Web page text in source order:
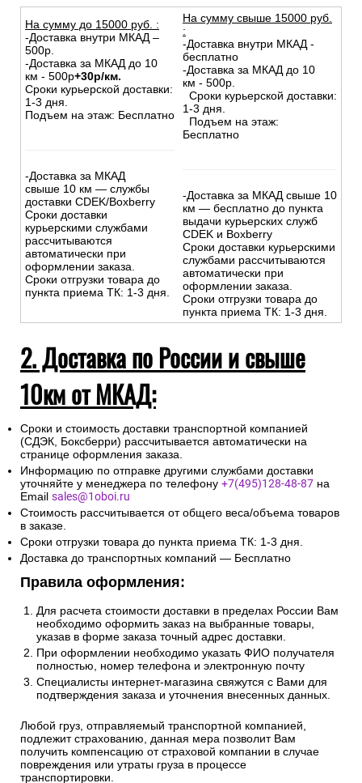
На сумму до 15000 руб. :
-Доставка внутри МКАД –
500р.
-Доставка за МКАД до 10
км - 500р+30р/км.
Сроки курьерской доставки:
1-3 дня.
Подъем на этаж: Бесплатно
-Доставка за МКАД
свыше 10 км — службы
доставки CDEK/Boxberry
Сроки доставки
курьерскими службами
рассчитываются
автоматически при
оформлении заказа.
Сроки отгрузки товара до
пункта приема ТК: 1-3 дня.
На сумму свыше 15000 руб.
:
-Доставка внутри МКАД -
бесплатно
-Доставка за МКАД до 10
км - 500р.
Сроки курьерской доставки:
1-3 дня.
Подъем на этаж:
Бесплатно
-Доставка за МКАД свыше 10
км — бесплатно до пункта
выдачи курьерских служб
CDEK и Boxberry
Сроки доставки курьерскими
службами рассчитываются
автоматически при
оформлении заказа.
Сроки отгрузки товара до
пункта приема ТК: 1-3 дня.
2. Доставка по России и свыше
10км от МКАД:
Сроки и стоимость доставки транспортной компанией
(СДЭК, Боксберри) рассчитывается автоматически на
странице оформления заказа.
Информацию по отправке другими службами доставки
уточняйте у менеджера по телефону +7(495)128-48-87 на
Email sales@1oboi.ru
Стоимость рассчитывается от общего веса/объема товаров
в заказе.
Сроки отгрузки товара до пункта приема ТК: 1-3 дня.
Доставка до транспортных компаний — Бесплатно
Правила оформления:
Для расчета стоимости доставки в пределах России Вам
необходимо оформить заказ на выбранные товары,
указав в форме заказа точный адрес доставки.
При оформлении необходимо указать ФИО получателя
полностью, номер телефона и электронную почту
Специалисты интернет-магазина свяжутся с Вами для
подтверждения заказа и уточнения внесенных данных.
Любой груз, отправляемый транспортной компанией,
подлежит страхованию, данная мера позволит Вам
получить компенсацию от страховой компании в случае
повреждения или утраты груза в процессе
транспортировки.